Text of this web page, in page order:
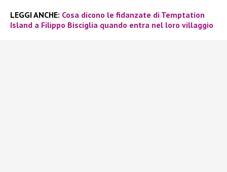
LEGGI ANCHE: Cosa dicono le fidanzate di Temptation
Island a Filippo Bisciglia quando entra nel loro villaggio